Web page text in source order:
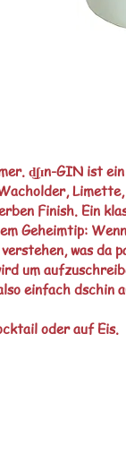
d͜ʃɪn-GIN ist
Finish. Ein
Geheimtip:
was da
um
einfach dschin
oder auf Eis.